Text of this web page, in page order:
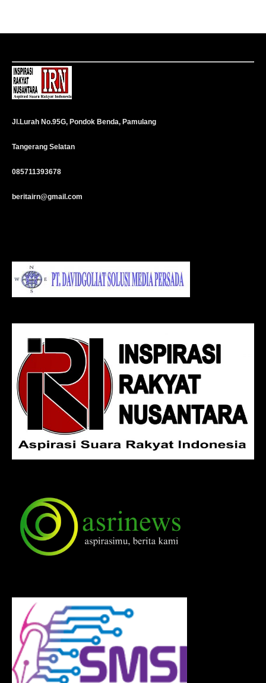
Jl.Lurah No.95G, Pondok Benda, Pamulang
Tangerang Selatan
085711393678
beritairn@gmail.com